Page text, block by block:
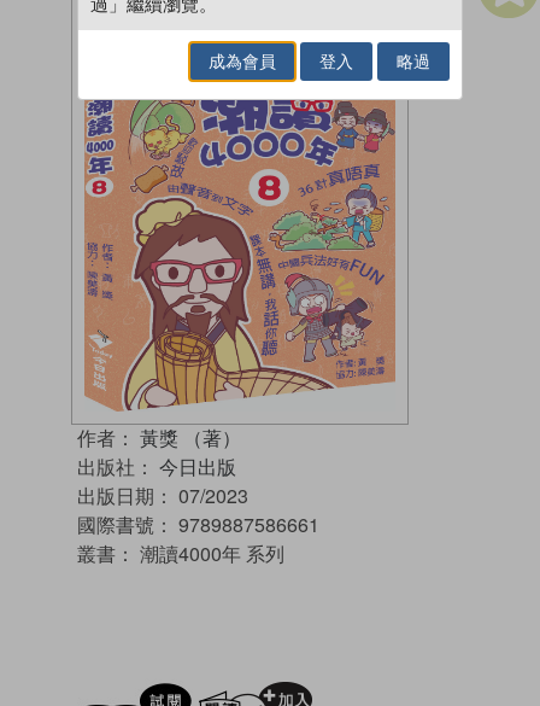
作者： 黃獎 （著）
出版社： 今日出版
出版日期： 07/2023
國際書號： 9789887586661
叢書： 潮讀4000年 系列
試閲
成為會員 登入 略過